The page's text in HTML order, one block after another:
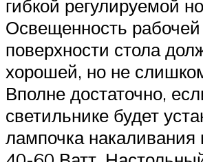
гибкой регулируемой
Освещенность рабочей
поверхности стола
хорошей, но не
Вполне достаточно,
светильнике будет
лампочка